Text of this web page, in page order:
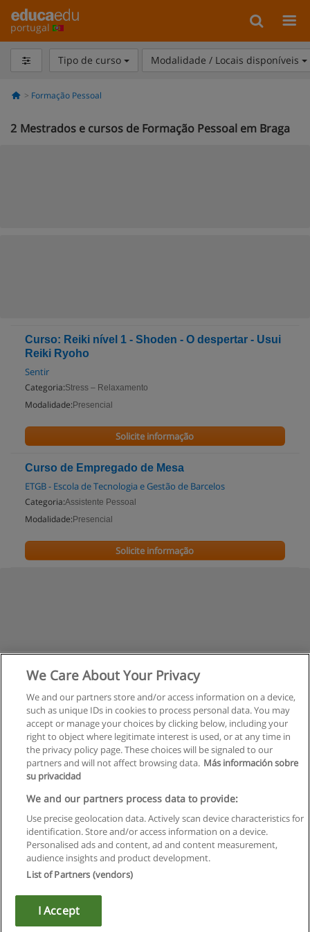
portugal
Tipo de curso Modalidade / Locais disponíveis
Formação Pessoal
2 Mestrados e cursos de Formação Pessoal em Braga
Curso: Reiki nível 1 - Shoden - O despertar - Usui
Reiki Ryoho
Sentir
Categoria:Stress – Relaxamento
Modalidade: Presencial
Solicite informação
Curso de Empregado de Mesa
ETGB - Escola de Tecnologia e Gestão de Barcelos
Categoria:Assistente Pessoal
Modalidade: Presencial
Solicite informação
Regras de uso
Privacidade de dados
Entrar em contato com Educaedu
Copyright © Educaedu Business S.L. - CIF : B-95610580: -
We Care About Your Privacy
We and our partners store and/or access information on a device,
such as unique IDs in cookies to process personal data. You may
accept or manage your choices by clicking below, including your
right to object where legitimate interest is used, or at any time in
the privacy policy page. These choices will be signaled to our
partners and will not affect browsing data. Más información sobre
su privacidad
We and our partners process data to provide:
Use precise geolocation data. Actively scan device characteristics for
identification. Store and/or access information on a device.
Personalised ads and content, ad and content measurement,
audience insights and product development.
List of Partners (vendors)
I Accept